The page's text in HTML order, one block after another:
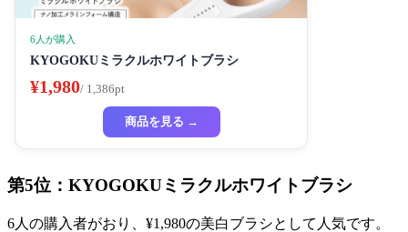
6人が購入
KYOGOKUミラクルホワイトブラシ
¥1,980/ 1,386pt
商品を見る →
第5位：KYOGOKUミラクルホワイトブラシ
6人の購入者がおり、¥1,980の美白ブラシとして人気です。